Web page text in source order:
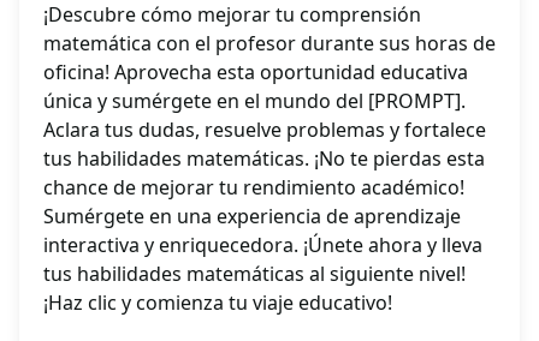
¡Descubre cómo mejorar tu comprensión
matemática con el profesor durante sus horas de
oficina! Aprovecha esta oportunidad educativa
única y sumérgete en el mundo del [PROMPT].
Aclara tus dudas, resuelve problemas y fortalece
tus habilidades matemáticas. ¡No te pierdas esta
chance de mejorar tu rendimiento académico!
Sumérgete en una experiencia de aprendizaje
interactiva y enriquecedora. ¡Únete ahora y lleva
tus habilidades matemáticas al siguiente nivel!
¡Haz clic y comienza tu viaje educativo!